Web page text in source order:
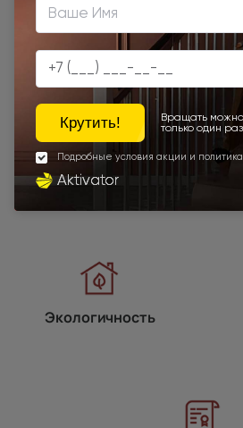
Наши преимущества
Программы
Экологичность